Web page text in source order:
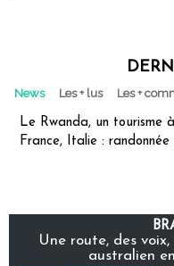
News Les + lus Les +
Le Rwanda, un tourisme
France, Italie :
Une route, des
australien